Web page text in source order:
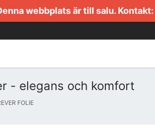
webbplats är till salu. Kontakt:
- elegans och komfort
FOLIE